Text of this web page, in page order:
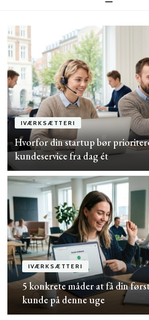
IVÆRKSÆTTERI
Hvorfor din startup bør
kundeservice fra dag ét
IVÆRKSÆTTERI
5 konkrete måder at få din
kunde på denne uge